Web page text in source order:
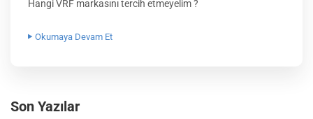
Hangi VRF markasını tercih etmeyelim ?
Okumaya Devam Et
Son Yazılar